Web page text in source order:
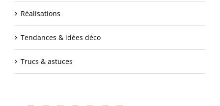
Réalisations
Tendances & idées déco
Trucs & astuces